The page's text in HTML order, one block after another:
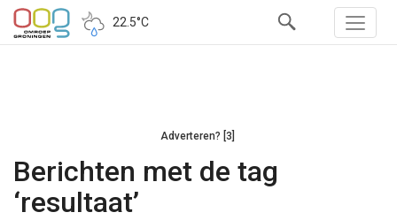
22.5°C
Adverteren? [3]
Berichten met de tag
‘resultaat’